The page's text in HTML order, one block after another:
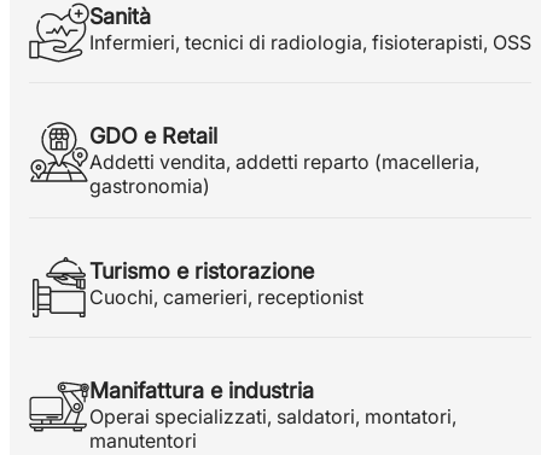
Sanità
Infermieri, tecnici di radiologia, fisioterapisti, OSS
GDO e Retail
Addetti vendita, addetti reparto (macelleria,
gastronomia)
Turismo e ristorazione
Cuochi, camerieri, receptionist
Manifattura e industria
Operai specializzati, saldatori, montatori,
manutentori